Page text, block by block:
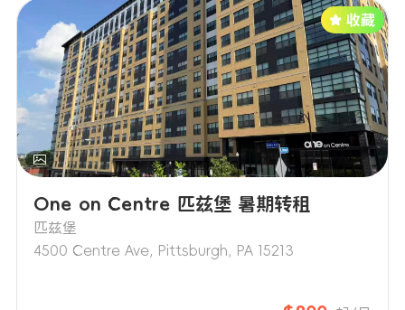
One on Centre 匹兹堡 暑期转租
匹兹堡
4500 Centre Ave, Pittsburgh, PA 15213